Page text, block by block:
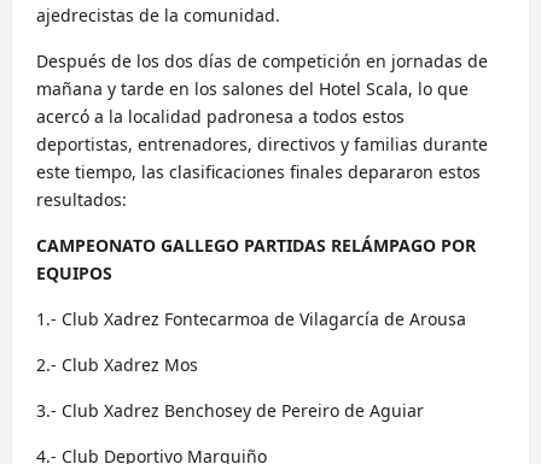
ajedrecistas de la comunidad.
Después de los dos días de competición en jornadas de
mañana y tarde en los salones del Hotel Scala, lo que
acercó a la localidad padronesa a todos estos
deportistas, entrenadores, directivos y familias durante
este tiempo, las clasificaciones finales depararon estos
resultados:
CAMPEONATO GALLEGO PARTIDAS RELÁMPAGO POR
EQUIPOS
1.- Club Xadrez Fontecarmoa de Vilagarcía de Arousa
2.- Club Xadrez Mos
3.- Club Xadrez Benchosey de Pereiro de Aguiar
4.- Club Deportivo Marquiño